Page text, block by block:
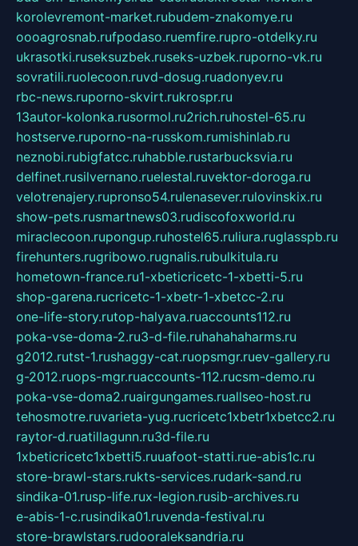
korolevremont-market.rubudem-znakomye.ru
oooagrosnab.rufpodaso.ruemfire.rupro-otdelky.ru
ukrasotki.ruseksuzbek.ruseks-uzbek.ruporno-vk.ru
sovratili.ruolecoon.ruvd-dosug.ruadonyev.ru
rbc-news.ruporno-skvirt.rukrospr.ru
13autor-kolonka.rusormol.ru2rich.ruhostel-65.ru
hostserve.ruporno-na-russkom.rumishinlab.ru
neznobi.rubigfatcc.ruhabble.rustarbucksvia.ru
delfinet.rusilvernano.ruelestal.ruvektor-doroga.ru
velotrenajery.rupronso54.rulenasever.rulovinskix.ru
show-pets.rusmartnews03.rudiscofoxworld.ru
miraclecoon.rupongup.ruhostel65.ruliura.ruglasspb.ru
firehunters.rugribowo.rugnalis.rubulkitula.ru
hometown-france.ru1-xbeticricetc-1-xbetti-5.ru
shop-garena.rucricetc-1-xbetr-1-xbetcc-2.ru
one-life-story.rutop-halyava.ruaccounts112.ru
poka-vse-doma-2.ru3-d-file.ruhahahaharms.ru
g2012.rutst-1.rushaggy-cat.ruopsmgr.ruev-gallery.ru
g-2012.ruops-mgr.ruaccounts-112.rucsm-demo.ru
poka-vse-doma2.ruairgungames.ruallseo-host.ru
tehosmotre.ruvarieta-yug.rucricetc1xbetr1xbetcc2.ru
raytor-d.ruatillagunn.ru3d-file.ru
1xbeticricetc1xbetti5.ruuafoot-statti.rue-abis1c.ru
store-brawl-stars.rukts-services.rudark-sand.ru
sindika-01.rusp-life.rux-legion.rusib-archives.ru
e-abis-1-c.rusindika01.ruvenda-festival.ru
store-brawlstars.rudooraleksandria.ru